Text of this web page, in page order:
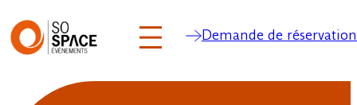
Demande de réservation